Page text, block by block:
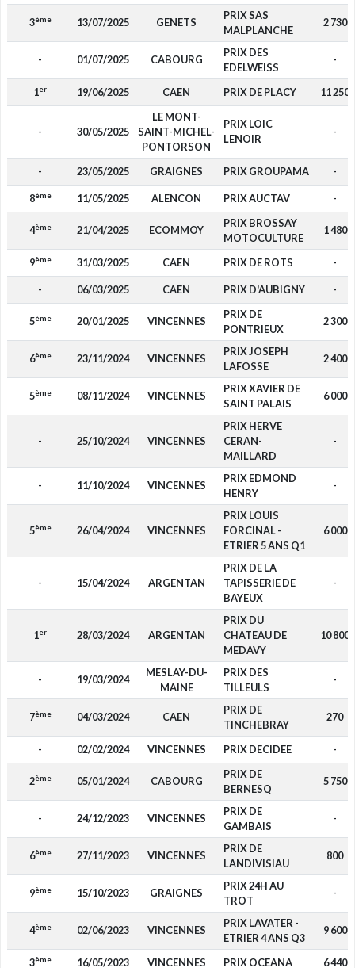
3ème 13/07/2025 GENETS
PRIX SAS
MALPLANCHE
2 730
- 01/07/2025 CABOURG
PRIX DES
EDELWEISS
-
1er 19/06/2025 CAEN PRIX DE PLACY 11 250
- 30/05/2025
LE MONT-
SAINT-MICHEL-
PONTORSON
PRIX LOIC
LENOIR
-
- 23/05/2025 GRAIGNES PRIX GROUPAMA -
8ème 11/05/2025 ALENCON PRIX AUCTAV -
4ème 21/04/2025 ECOMMOY
PRIX BROSSAY
MOTOCULTURE
1 480
9ème 31/03/2025 CAEN PRIX DE ROTS -
- 06/03/2025 CAEN PRIX D'AUBIGNY -
5ème 20/01/2025 VINCENNES
PRIX DE
PONTRIEUX
2 300
6ème 23/11/2024 VINCENNES
PRIX JOSEPH
LAFOSSE
2 400
5ème 08/11/2024 VINCENNES
PRIX XAVIER DE
SAINT PALAIS
6 000
- 25/10/2024 VINCENNES
PRIX HERVE
CERAN-
MAILLARD
-
- 11/10/2024 VINCENNES
PRIX EDMOND
HENRY
-
5ème 26/04/2024 VINCENNES
PRIX LOUIS
FORCINAL -
ETRIER 5 ANS Q1
6 000
- 15/04/2024 ARGENTAN
PRIX DE LA
TAPISSERIE DE
BAYEUX
-
1er 28/03/2024 ARGENTAN
PRIX DU
CHATEAU DE
MEDAVY
10 800
- 19/03/2024
MESLAY-DU-
MAINE
PRIX DES
TILLEULS
-
7ème 04/03/2024 CAEN
PRIX DE
TINCHEBRAY
270
- 02/02/2024 VINCENNES PRIX DECIDEE -
2ème 05/01/2024 CABOURG
PRIX DE
BERNESQ
5 750
- 24/12/2023 VINCENNES
PRIX DE
GAMBAIS
-
6ème 27/11/2023 VINCENNES
PRIX DE
LANDIVISIAU
800
9ème 15/10/2023 GRAIGNES
PRIX 24H AU
TROT
-
4ème 02/06/2023 VINCENNES
PRIX LAVATER -
ETRIER 4 ANS Q3
9 600
3ème 16/05/2023 VINCENNES PRIX OCEANA 6 440